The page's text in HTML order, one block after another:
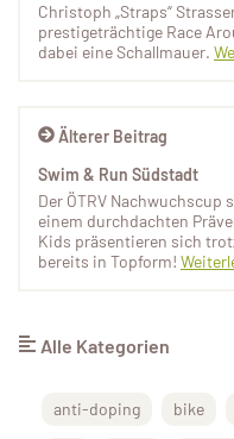
Älterer Beitrag
Swim & Run Südstadt
Der ÖTRV
einem durchdachten
Kids präsentieren sich
bereits in Topform!
Christoph „Straps“
prestigeträchtige Race
dabei eine Schallmauer.
Alle Kategorien
anti-doping bike